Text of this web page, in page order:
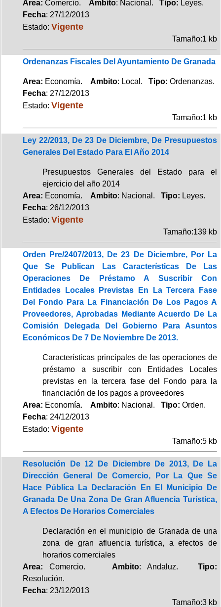
Area: Comercio. Ambito: Nacional. Tipo: Leyes.
Fecha: 27/12/2013
Estado: Vigente
Tamaño:1 kb
Ordenanzas Fiscales Del Ayuntamiento De Granada
Area: Economía. Ambito: Local. Tipo: Ordenanzas.
Fecha: 27/12/2013
Estado: Vigente
Tamaño:1 kb
Ley 22/2013, De 23 De Diciembre, De Presupuestos
Generales Del Estado Para El Año 2014
Presupuestos Generales del Estado para el
ejercicio del año 2014
Area: Economía. Ambito: Nacional. Tipo: Leyes.
Fecha: 26/12/2013
Estado: Vigente
Tamaño:139 kb
Orden Pre/2407/2013, De 23 De Diciembre, Por La
Que Se Publican Las Características De Las
Operaciones De Préstamo A Suscribir Con
Entidades Locales Previstas En La Tercera Fase
Del Fondo Para La Financiación De Los Pagos A
Proveedores, Aprobadas Mediante Acuerdo De La
Comisión Delegada Del Gobierno Para Asuntos
Económicos De 7 De Noviembre De 2013.
Características principales de las operaciones de
préstamo a suscribir con Entidades Locales
previstas en la tercera fase del Fondo para la
financiación de los pagos a proveedores
Area: Economía. Ambito: Nacional. Tipo: Orden.
Fecha: 24/12/2013
Estado: Vigente
Tamaño:5 kb
Resolución De 12 De Diciembre De 2013, De La
Dirección General De Comercio, Por La Que Se
Hace Pública La Declaración En El Municipio De
Granada De Una Zona De Gran Afluencia Turística,
A Efectos De Horarios Comerciales
Declaración en el municipio de Granada de una
zona de gran afluencia turística, a efectos de
horarios comerciales
Area: Comercio. Ambito: Andaluz.Tipo:
Resolución.
Fecha: 23/12/2013
Tamaño:3 kb